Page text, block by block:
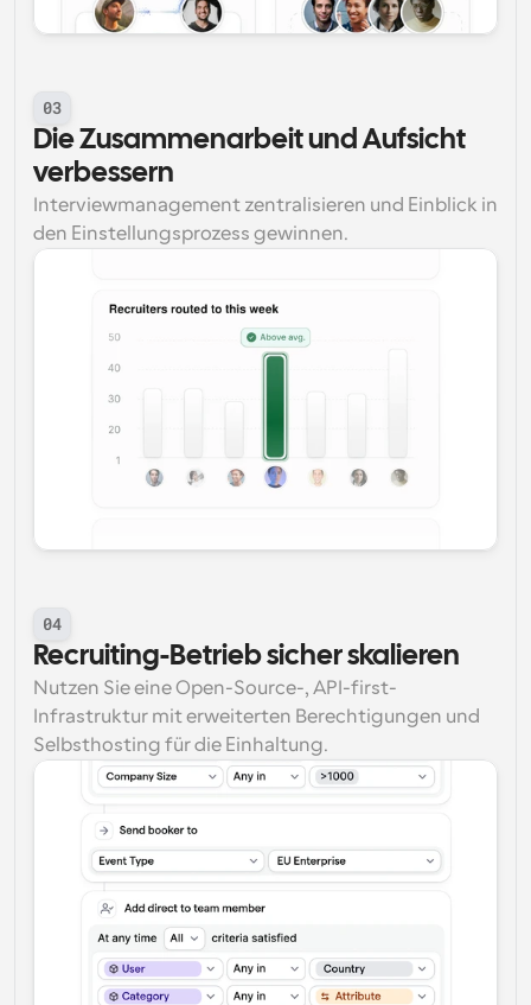
03
Die Zusammenarbeit und Aufsicht
verbessern
Interviewmanagement zentralisieren und Einblick in
den Einstellungsprozess gewinnen.
04
Recruiting-Betrieb sicher skalieren
Nutzen Sie eine Open-Source-, API-first-
Infrastruktur mit erweiterten Berechtigungen und
Selbsthosting für die Einhaltung.